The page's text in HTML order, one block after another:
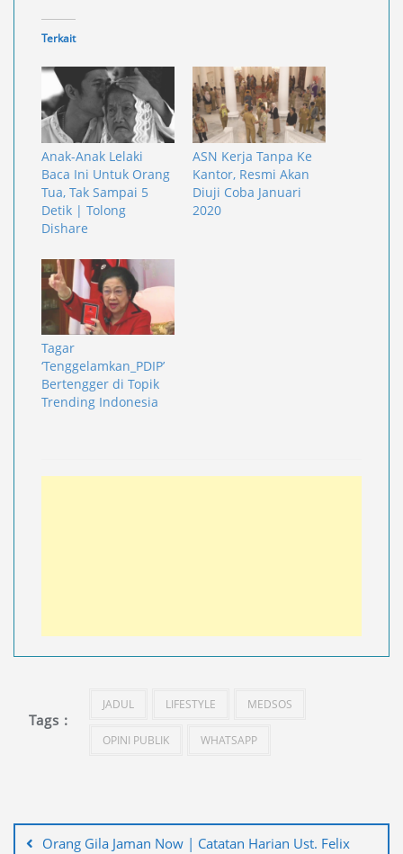
Terkait
Anak-Anak Lelaki
Baca Ini Untuk Orang
Tua, Tak Sampai 5
Detik | Tolong
Dishare
ASN Kerja Tanpa Ke
Kantor, Resmi Akan
Diuji Coba Januari
2020
Tagar
‘Tenggelamkan_PDIP’
Bertengger di Topik
Trending Indonesia
Tags :
JADUL LIFESTYLE MEDSOS
OPINI PUBLIK WHATSAPP
posOrang Gila Jaman Now | Catatan Harian Ust. Felix